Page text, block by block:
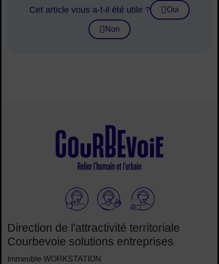
Cet article vous a-t-il été utile ? Oui
Non
Elioz
Direction de l'attractivité territoriale
Courbevoie solutions entreprises
Immeuble WORKSTATION